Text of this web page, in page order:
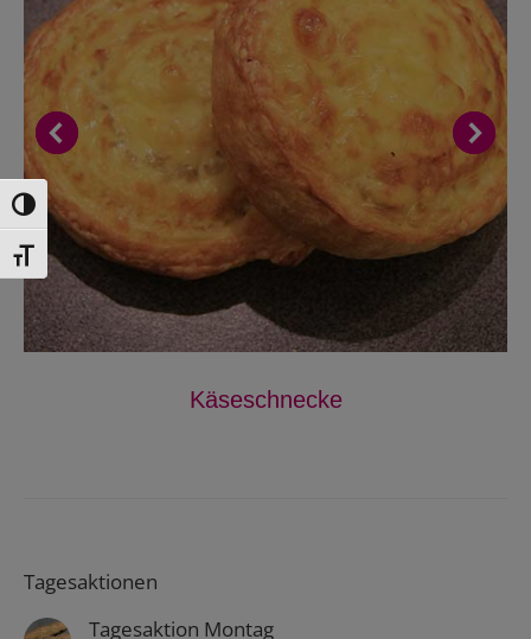
Toggle High Contrast
Toggle Font size
Käseschnecke
Tagesaktionen
Tagesaktion Montag